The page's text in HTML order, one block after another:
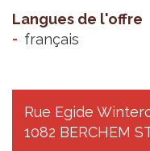
Langues de l'offre
français
Rue Egide
1082 BERCHEM